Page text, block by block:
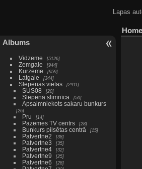
Lapas
Albums
Vidzeme 5126
Zemgale 944
Kurzeme 959
Latgale 344
Slepenās vietas 2911
SUS08 20
Slepenā slimnīca 50
Apsaimniekots sakaru bunkurs
26
Pru 14
Pazemes TV centrs 28
Bunkurs pilsētas centrā 15
Patvertne2 38
Patvertne3 35
Patvertne4 32
Patvertne9 25
Patvertne6 28
Home